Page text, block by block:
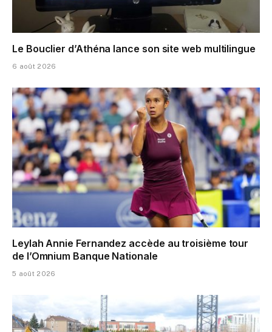
Le Bouclier d’Athéna lance son site web multilingue
6 août 2026
Leylah Annie Fernandez accède au troisième tour
de l’Omnium Banque Nationale
5 août 2026